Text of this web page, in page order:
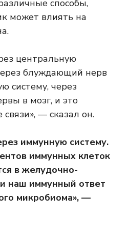
способы,
может влиять на
центральную
блуждающий нерв
систему, через
в мозг, и это
— сказал он.
иммунную систему.
иммунных клеток
в желудочно-
наш иммунный ответ
микробиома», —